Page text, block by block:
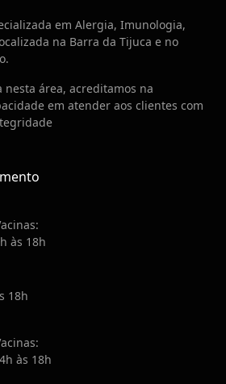
em Alergia, Imunologia,
na Barra da Tijuca e no
nesta área, acreditamos na
em atender aos clientes com
às 18h
18h
às 18h